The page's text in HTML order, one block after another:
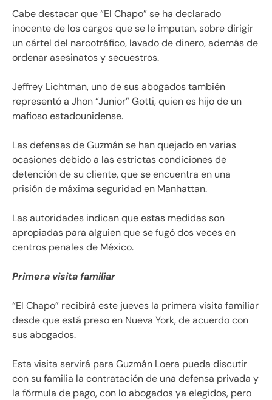
Cabe destacar que “El Chapo” se ha declarado
inocente de los cargos que se le imputan, sobre dirigir
un cártel del narcotráfico, lavado de dinero, además de
ordenar asesinatos y secuestros.
Jeffrey Lichtman, uno de sus abogados también
representó a Jhon “Junior” Gotti, quien es hijo de un
mafioso estadounidense.
Las defensas de Guzmán se han quejado en varias
ocasiones debido a las estrictas condiciones de
detención de su cliente, que se encuentra en una
prisión de máxima seguridad en Manhattan.
Las autoridades indican que estas medidas son
apropiadas para alguien que se fugó dos veces en
centros penales de México.
Primera visita familiar
“El Chapo” recibirá este jueves la primera visita familiar
desde que está preso en Nueva York, de acuerdo con
sus abogados.
Esta visita servirá para Guzmán Loera pueda discutir
con su familia la contratación de una defensa privada y
la fórmula de pago, con lo abogados ya elegidos, pero